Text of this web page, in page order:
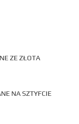
ZE ZŁOTA
NA SZTYFCIE